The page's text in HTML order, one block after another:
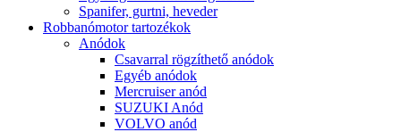
Spanifer, gurtni, heveder
Robbanómotor tartozékok
Anódok
Csavarral rögzíthető anódok
Egyéb anódok
Mercruiser anód
SUZUKI Anód
VOLVO anód